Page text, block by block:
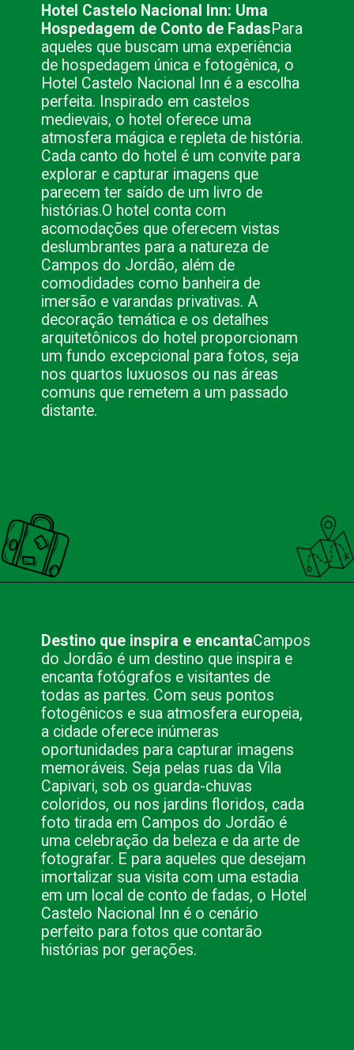
Hotel Castelo Nacional Inn: Uma
Hospedagem de Conto de FadasPara
aqueles que buscam uma experiência
de hospedagem única e fotogênica, o
Hotel Castelo Nacional Inn é a escolha
perfeita. Inspirado em castelos
medievais, o hotel oferece uma
atmosfera mágica e repleta de história.
Cada canto do hotel é um convite para
explorar e capturar imagens que
parecem ter saído de um livro de
histórias.O hotel conta com
acomodações que oferecem vistas
deslumbrantes para a natureza de
Campos do Jordão, além de
comodidades como banheira de
imersão e varandas privativas. A
decoração temática e os detalhes
arquitetônicos do hotel proporcionam
um fundo excepcional para fotos, seja
nos quartos luxuosos ou nas áreas
comuns que remetem a um passado
distante.
Destino que inspira e encantaCampos
do Jordão é um destino que inspira e
encanta fotógrafos e visitantes de
todas as partes. Com seus pontos
fotogênicos e sua atmosfera europeia,
a cidade oferece inúmeras
oportunidades para capturar imagens
memoráveis. Seja pelas ruas da Vila
Capivari, sob os guarda-chuvas
coloridos, ou nos jardins floridos, cada
foto tirada em Campos do Jordão é
uma celebração da beleza e da arte de
fotografar. E para aqueles que desejam
imortalizar sua visita com uma estadia
em um local de conto de fadas, o Hotel
Castelo Nacional Inn é o cenário
perfeito para fotos que contarão
histórias por gerações.